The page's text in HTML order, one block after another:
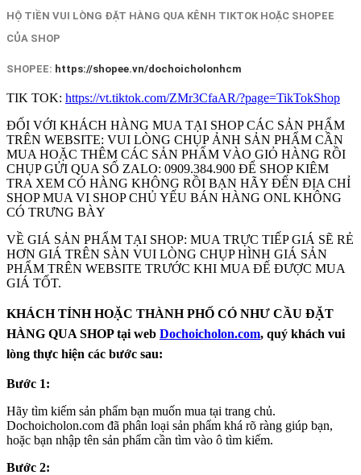
HỘ TIỀN VUI LÒNG ĐẶT HÀNG QUA KÊNH TIKTOK HOẶC SHOPEE
CỦA SHOP
SHOPEE: https://shopee.vn/dochoicholonhcm
TIK TOK: https://vt.tiktok.com/ZMr3CfaAR/?page=TikTokShop
ĐỐI VỚI KHÁCH HÀNG MUA TẠI SHOP CÁC SẢN PHẨM
TRÊN WEBSITE: VUI LÒNG CHỤP ẢNH SẢN PHẨM CẦN
MUA HOẶC THÊM CÁC SẢN PHẨM VÀO GIỎ HÀNG RỒI
CHỤP GỬI QUA SỐ ZALO: 0909.384.900 ĐỂ SHOP KIÊM
TRA XEM CÓ HÀNG KHÔNG RỒI BẠN HÃY ĐẾN ĐỊA CHỈ
SHOP MUA VI SHOP CHỦ YẾU BÁN HÀNG ONL KHÔNG
CÓ TRƯNG BÀY
VỀ GIÁ SẢN PHẨM TẠI SHOP: MUA TRỰC TIẾP GIÁ SẼ RẺ
HƠN GIÁ TRÊN SÀN VUI LÒNG CHỤP HÌNH GIÁ SẢN
PHẨM TRÊN WEBSITE TRƯỚC KHI MUA ĐẾ ĐƯỢC MUA
GIÁ TỐT.
KHÁCH TỈNH HOẶC THÀNH PHỐ CÓ NHƯ CẦU ĐẶT
HÀNG QUA SHOP tại web Dochoicholon.com, quý khách vui
lòng thực hiện các bước sau:
Bước 1:
Hãy tìm kiếm sản phẩm bạn muốn mua tại trang chủ.
Dochoicholon.com đã phân loại sản phẩm khá rõ ràng giúp bạn,
hoặc bạn nhập tên sản phẩm cần tìm vào ô tìm kiếm.
Bước 2: